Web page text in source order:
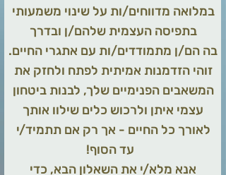
במלואה מדווחים/ות על שינוי משמעותי
בתפיסה העצמית שלהם/ן ובדרך
בה הם/ן מתמודדים/ות עם אתגרי החיים.
זוהי הזדמנות אמיתית לפתח ולחזק את
המשאבים הפנימיים שלך, לבנות ביטחון
עצמי איתן ולרכוש כלים שילוו אותך
לאורך כל החיים - אך רק אם תתמיד/י
אנא מלא/י את השאלון הבא, כדי